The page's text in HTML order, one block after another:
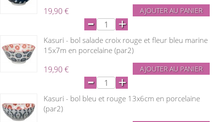
19,90 € AJOUTER AU PANIER
- +
Kasuri - bol salade croix rouge et fleur bleu marine
15x7m en porcelaine (par2)
19,90 € AJOUTER AU PANIER
- +
Kasuri - bol bleu et rouge 13x6cm en porcelaine
(par2)